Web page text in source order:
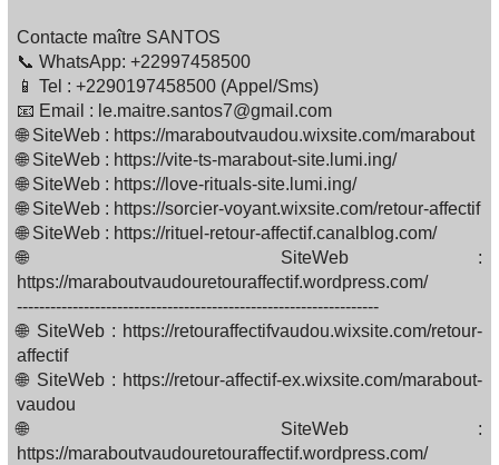
Contacte maître SANTOS
📞 WhatsApp: +22997458500
📱 Tel : +2290197458500 (Appel/Sms)
📧 Email : le.maitre.santos7@gmail.com
🌐 SiteWeb : https://maraboutvaudou.wixsite.com/marabout
🌐 SiteWeb : https://vite-ts-marabout-site.lumi.ing/
🌐 SiteWeb : https://love-rituals-site.lumi.ing/
🌐 SiteWeb : https://sorcier-voyant.wixsite.com/retour-affectif
🌐 SiteWeb : https://rituel-retour-affectif.canalblog.com/
🌐 SiteWeb :
https://maraboutvaudouretouraffectif.wordpress.com/
-----------------------------------------------------------------
🌐 SiteWeb : https://retouraffectifvaudou.wixsite.com/retour-
affectif
🌐 SiteWeb : https://retour-affectif-ex.wixsite.com/marabout-
vaudou
🌐 SiteWeb :
https://maraboutvaudouretouraffectif.wordpress.com/